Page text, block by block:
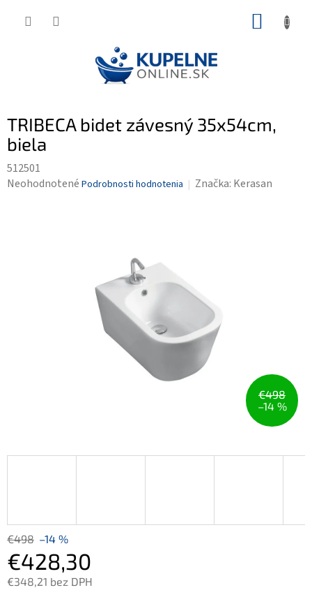
TRIBECA bidet závesný 35x54cm,
biela
512501
Priemerné
Neohodnotené Podrobnosti hodnotenia Značka: Kerasan
€498
–14 %
€498 –14 %
€428,30
€348,21 bez DPH